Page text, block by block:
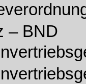
– BND